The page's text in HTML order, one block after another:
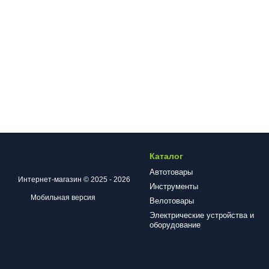
Интернет-магазин © 2025 - 2026
Мобильная версия
Каталог
Автотовары
Инструменты
Велотовары
Электрические устройства и
оборудование